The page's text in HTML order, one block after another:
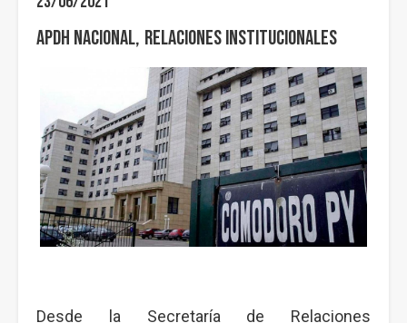
APDH Nacional Relaciones Institucionales
Desde la Secretaría de Relaciones